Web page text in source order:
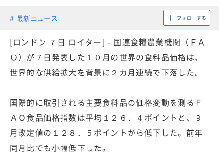
最新ニュース フォローする
[ロンドン ７日 ロイター] - 国連食糧農業機関（ＦＡ
Ｏ）が７日発表した１０月の世界の食料品価格は、
世界的な供給拡大を背景に２カ月連続で下落した。
国際的に取引される主要食料品の価格変動を測るＦ
ＡＯ食品価格指数は平均１２６．４ポイントと、９
月改定値の１２８．５ポイントから低下した。前年
同月比でも小幅低下した。